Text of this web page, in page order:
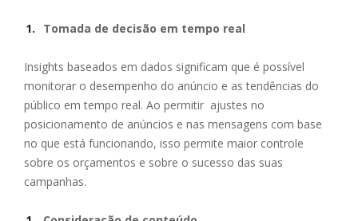
Tomada de decisão em tempo real
Insights baseados em dados significam que é possível
monitorar o desempenho do anúncio e as tendências do
público em tempo real. Ao permitir ajustes no
posicionamento de anúncios e nas mensagens com base
no que está funcionando, isso permite maior controle
sobre os orçamentos e sobre o sucesso das suas
campanhas.